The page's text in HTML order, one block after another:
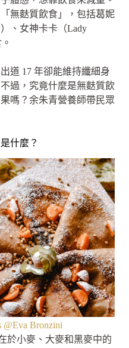
無麩質飲食」，包括葛妮
、女神卡卡（Lady
道 17 年卻能維持纖細身
過，究竟什麼是無麩質飲
嗎？余朱青營養師帶民眾
什麼？
@Eva Bronzini
於小麥、大麥和黑麥中的